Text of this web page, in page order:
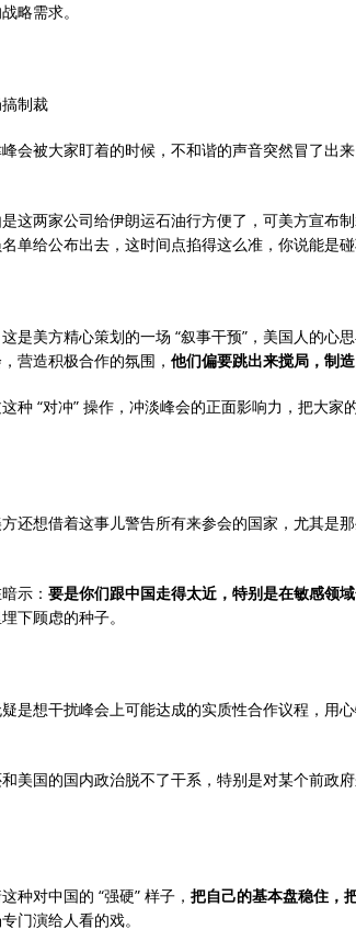
略需求。
制裁
会被大家盯着的时候，不和谐的声音突然冒了出
这两家公司给伊朗运石油行方便了，可美方宣布
单给公布出去，这时间点掐得这么准，你说能是
是美方精心策划的一场 “叙事干预”，美国人的心
营造积极合作的氛围， 他们偏要跳出来搅局，制造
种 “对冲” 操作，冲淡峰会的正面影响力，把大家
还想借着这事儿警告所有来参会的国家，尤其是
示： 要是你们跟中国走得太近，特别是在敏感领
下顾虑的种子。
是想干扰峰会上可能达成的实质性合作议程，用
美国的国内政治脱不了干系，特别是对某个前政
种对中国的 “强硬” 样子， 把自己的基本盘稳住，
门演给人看的戏。